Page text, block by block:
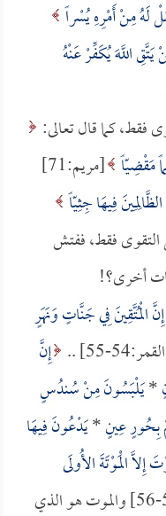
لَهُ مِنْ أَمْرِهِ يُسْراً
اللَّهَ يُكَفِّرْ عَنْهُ
فقط، كما قال تعالى:
مَقْضِيّاً
[مريم:71]
فِيهَا جِثِيّاً
التقوى فقط، ففتش
أخرى؟!
إِنَّ الْمُتَّقِينَ فِي جَنَّاتٍ وَنَهَرٍ
55] ..
إِنَّ
*يَلْبَسُونَ مِنْ سُندُسٍ
عِينٍ*يَدْعُونَ فِيهَا
إِلاَّ الْمَوْتَةَ الأُولَى
[الدخان:51-56] والموت هو الذي